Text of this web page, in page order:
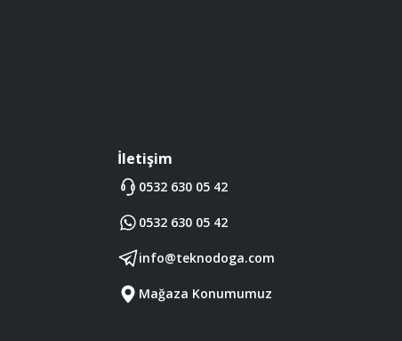
İletişim
0532 630 05 42
0532 630 05 42
info@teknodoga.com
Mağaza Konumumuz